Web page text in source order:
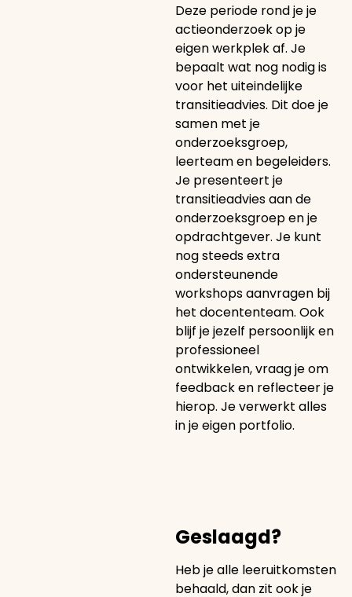
Deze periode rond je je
actieonderzoek op je
eigen werkplek af. Je
bepaalt wat nog nodig is
voor het uiteindelijke
transitieadvies. Dit doe je
samen met je
onderzoeksgroep,
leerteam en begeleiders.
Je presenteert je
transitieadvies aan de
onderzoeksgroep en je
opdrachtgever. Je kunt
nog steeds extra
ondersteunende
workshops aanvragen bij
het docententeam. Ook
blijf je jezelf persoonlijk en
professioneel
ontwikkelen, vraag je om
feedback en reflecteer je
hierop. Je verwerkt alles
in je eigen portfolio.
Geslaagd?
Heb je alle leeruitkomsten
behaald, dan zit ook je